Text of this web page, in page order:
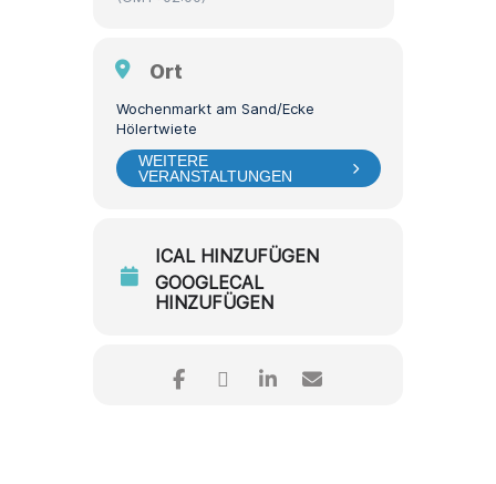
Ort
Wochenmarkt am Sand/Ecke
Hölertwiete
WEITERE
VERANSTALTUNGEN
ICAL HINZUFÜGEN
GOOGLECAL
HINZUFÜGEN